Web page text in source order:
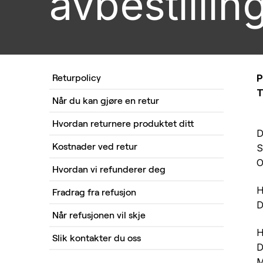
Returpolicy
Når du kan gjøre en retur
Hvordan returnere produktet ditt
Kostnader ved retur
Hvordan vi refunderer deg
Fradrag fra refusjon
Når refusjonen vil skje
Slik kontakter du oss